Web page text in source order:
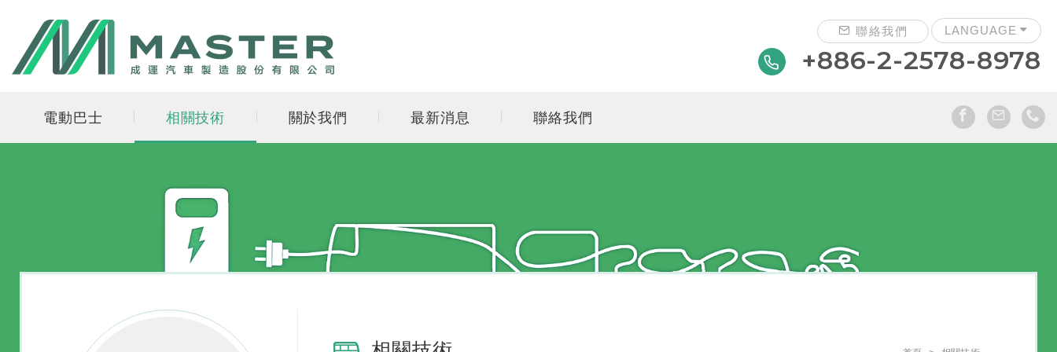
聯絡我們 LANGUAGE
+886-2-2578-8978
電動巴士 相關技術 關於我們 最新消息 聯絡我們